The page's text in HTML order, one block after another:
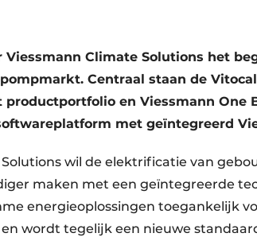
Viessmann Climate Solutions het
Centraal staan de
en Viessmann One
met geïntegreerd
wil de elektrificatie van
maken met een geïntegreerde
energieoplossingen toegankelijk
wordt tegelijk een nieuwe